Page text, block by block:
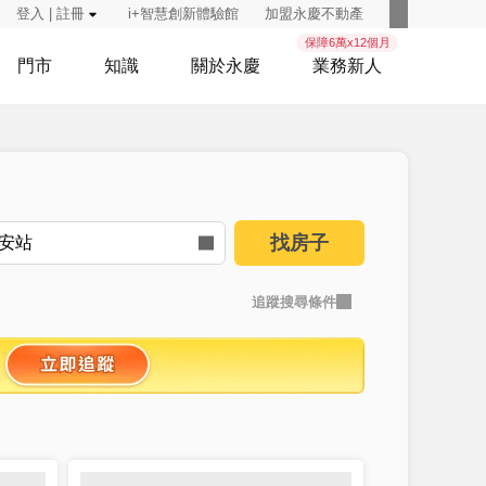
登入 | 註冊 i+智慧創新體驗館 加盟永慶不動產
門市 知識 關於永慶
保障6萬x12個月
業務新人
找房子
追蹤搜尋條件